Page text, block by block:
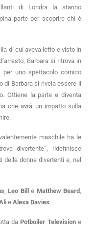
di Londra la stanno
parte per scoprire chi è
di cui aveva letto e visto in
Barbara si ritrova in
per uno spettacolo comico
di Barbara si rivela essere il
Ottiene la parte e diventa
che avrà un impatto sulla
maschile ha le
divertente”, ridefinisce
delle donne divertenti e, nel
Leo Bille Matthew Beard
e Alexa Davies.
da Potboiler Televisione